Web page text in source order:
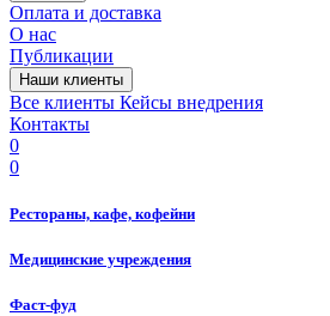
Оплата и доставка
О нас
Публикации
Наши клиенты
Все клиенты Кейсы внедрения
Контакты
0
0
Рестораны, кафе, кофейни
Медицинские учреждения
Фаст-фуд